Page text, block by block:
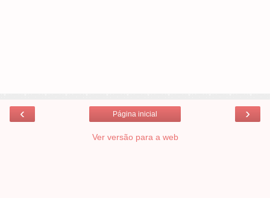
‹ ›
Página inicial
Ver versão para a web